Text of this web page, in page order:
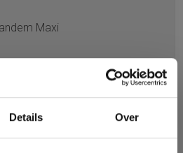
Details Over
Maxi
€ 1048,-